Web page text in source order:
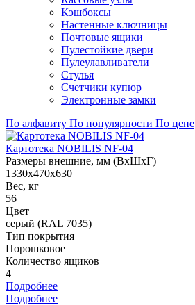
Кэшбоксы
Настенные ключницы
Почтовые ящики
Пулестойкие двери
Пулеулавливатели
Стулья
Счетчики купюр
Электронные замки
По алфавиту По популярности По цене
Картотека NOBILIS NF-04
Размеры внешние, мм (ВхШхГ)
1330x470x630
Вес, кг
56
Цвет
серый (RAL 7035)
Тип покрытия
Порошковое
Количество ящиков
4
Подробнее
Подробнее